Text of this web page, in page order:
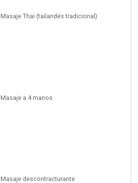
Masaje Thai (tailandés tradicional)
Masaje a 4 manos
Masaje descontracturante